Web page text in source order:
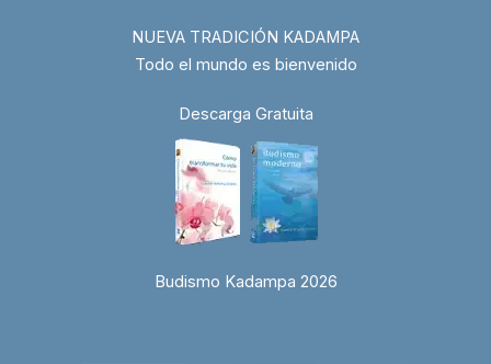
NUEVA TRADICIÓN KADAMPA
Todo el mundo es bienvenido
Descarga Gratuita
Budismo Kadampa 2026